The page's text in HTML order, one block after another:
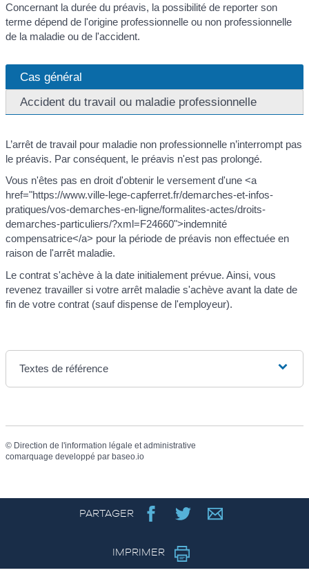
Concernant la durée du préavis, la possibilité de reporter son
terme dépend de l'origine professionnelle ou non professionnelle
de la maladie ou de l'accident.
Cas général
Accident du travail ou maladie professionnelle
L’arrêt de travail pour maladie non professionnelle n’interrompt pas
le préavis. Par conséquent, le préavis n'est pas prolongé.
Vous n'êtes pas en droit d'obtenir le versement d'une <a
href="https://www.ville-lege-capferret.fr/demarches-et-infos-
pratiques/vos-demarches-en-ligne/formalites-actes/droits-
demarches-particuliers/?xml=F24660">indemnité
compensatrice</a> pour la période de préavis non effectuée en
raison de l'arrêt maladie.
Le contrat s'achève à la date initialement prévue. Ainsi, vous
revenez travailler si votre arrêt maladie s'achève avant la date de
fin de votre contrat (sauf dispense de l'employeur).
Textes de référence
© Direction de l'information légale et administrative
comarquage developpé par baseo.io
PARTAGER
IMPRIMER